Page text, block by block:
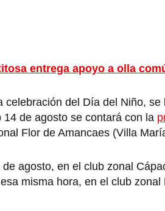
entrega apoyo a olla
celebración del Día del Niño,
de agosto se contará con la
Flor de Amancaes (Villa
agosto, en el club zonal
misma hora, en el club